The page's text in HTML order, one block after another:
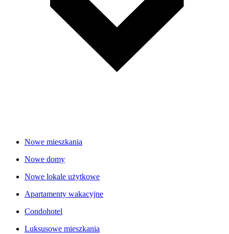
Nowe mieszkania
Nowe domy
Nowe lokale użytkowe
Apartamenty wakacyjne
Condohotel
Luksusowe mieszkania